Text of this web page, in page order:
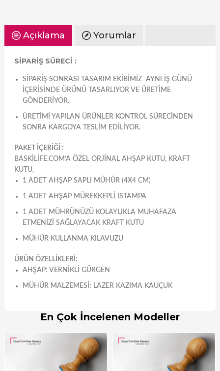
Açıklama Yorumlar
SİPARİŞ SÜRECİ :
SIPARIŞ SONRASI TASARIM EKIBIMIZ AYNI IŞ GÜNÜ
IÇERISINDE ÜRÜNÜ TASARLIYOR VE ÜRETIME
GÖNDERIYOR.
ÜRETIMI YAPILAN ÜRÜNLER KONTROL SÜRECINDEN
SONRA KARGOYA TESLIM EDILIYOR.
PAKET İÇERİĞİ :
BASKILIFE.COM’A ÖZEL ORJINAL AHŞAP KUTU, KRAFT
KUTU,
1 ADET AHŞAP SAPLI MÜHÜR (4X4 CM)
1 ADET AHŞAP MÜREKKEPLI ISTAMPA
1 ADET MÜHRÜNÜZÜ KOLAYLIKLA MUHAFAZA
ETMENIZI SAĞLAYACAK KRAFT KUTU
MÜHÜR KULLANMA KILAVUZU
ÜRÜN ÖZELLİKLERİ:
AHŞAP: VERNIKLI GÜRGEN
MÜHÜR MALZEMESI: LAZER KAZIMA KAUÇUK
En Çok İncelenen Modeller